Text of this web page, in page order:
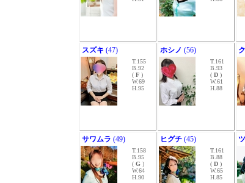
スズキ (47)
T.155
B.92
( F )
W.69
H.95
ホシノ (56)
T.161
B.93
( D )
W.61
H.88
サワムラ (49)
T.158
B.95
( G )
W.64
H.90
ヒグチ (45)
T.161
B.88
( D )
W.65
H.85